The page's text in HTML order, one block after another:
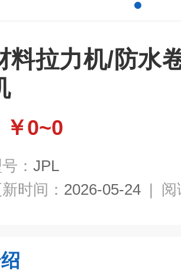
料拉力机/防水
￥0~0
： JPL
时间： 2026-05-24 | 阅